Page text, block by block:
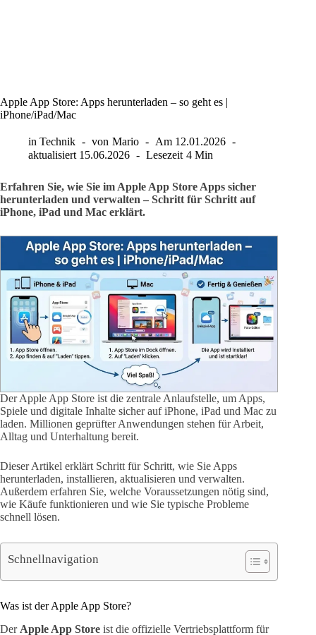
Apple App Store: Apps herunterladen – so geht es |
iPhone/iPad/Mac
in Technik von Mario Am 12.01.2026
aktualisiert 15.06.2026 Lesezeit 4 Min
Erfahren Sie, wie Sie im Apple App Store Apps sicher
herunterladen und verwalten – Schritt für Schritt auf
iPhone, iPad und Mac erklärt.
Der Apple App Store ist die zentrale Anlaufstelle, um Apps,
Spiele und digitale Inhalte sicher auf iPhone, iPad und Mac zu
laden. Millionen geprüfter Anwendungen stehen für Arbeit,
Alltag und Unterhaltung bereit.
Dieser Artikel erklärt Schritt für Schritt, wie Sie Apps
herunterladen, installieren, aktualisieren und verwalten.
Außerdem erfahren Sie, welche Voraussetzungen nötig sind,
wie Käufe funktionieren und wie Sie typische Probleme
schnell lösen.
Schnellnavigation
Was ist der Apple App Store?
Der Apple App Store ist die offizielle Vertriebsplattform für